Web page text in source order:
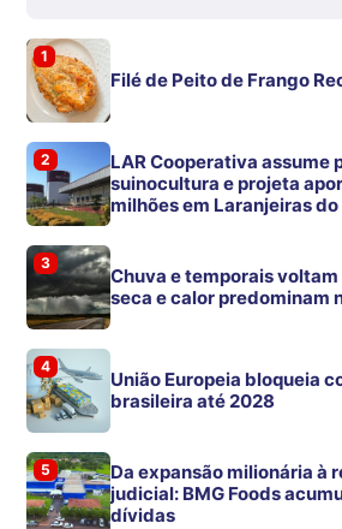
1
Filé de Peito de Frango
2
LAR Cooperativa assume
suinocultura e projeta
milhões em Laranjeiras do
3
Chuva e temporais voltam
seca e calor predominam
4
União Europeia bloqueia
brasileira até 2028
5
Da expansão milionária à
judicial: BMG Foods
dívidas